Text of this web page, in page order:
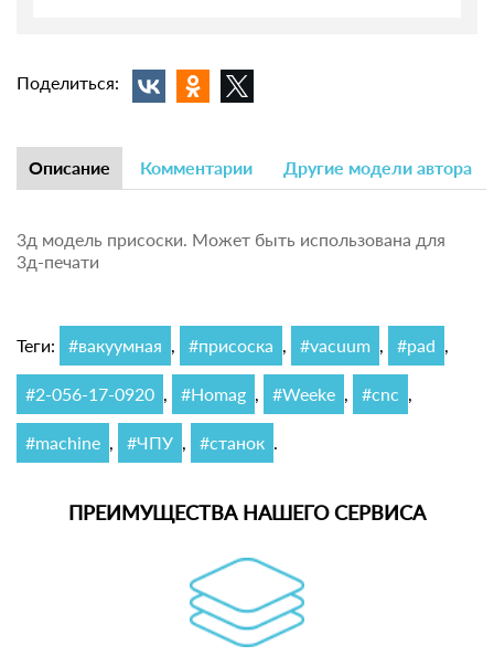
Поделиться:
Описание Комментарии Другие модели автора
3д модель присоски. Может быть использована для
3д-печати
Теги: #вакуумная , #присоска , #vacuum , #pad ,
#2-056-17-0920 , #Homag , #Weeke , #cnc ,
#machine , #ЧПУ , #станок .
ПРЕИМУЩЕСТВА НАШЕГО СЕРВИСА